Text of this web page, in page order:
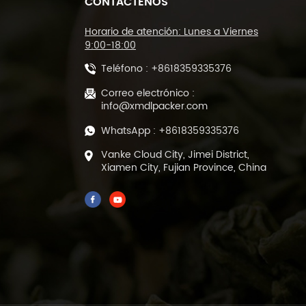
Máquina cortadora de
máquina
450L y DL-BSB-4020
de corte y sellado
térmico de película
POF DL-450L
Máquina empacadora
de llenado y sellado
de té verde de hojas
Horario de atención: Lunes a Viernes
9:00-18:00
Teléfono : +8618359335376
Correo electrónico :
info@xmdlpacker.com
WhatsApp : +8618359335376
Vanke Cloud City, Jimei District,
Xiamen City, Fujian Province, China